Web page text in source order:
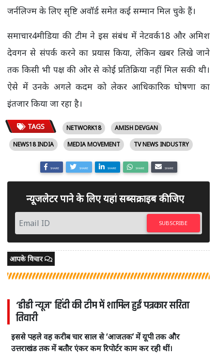
जर्नलिज्म के लिए सृष्टि अवॉर्ड समेत कई सम्मान मिल चुके हैं।
समाचार4मीडिया की टीम ने इस संबंध में नेटवर्क18 और अमिश
देवगन से संपर्क करने का प्रयास किया, लेकिन खबर लिखे जाने
तक किसी भी पक्ष की ओर से कोई प्रतिक्रिया नहीं मिल सकी थी।
ऐसे में उनके अगले कदम को लेकर आधिकारिक घोषणा का
इंतजार किया जा रहा है।
TAGS NETWORK18
AMISH DEVGAN
NEWS18 INDIA
MEDIA MOVEMENT TV NEWS INDUSTRY
SHARE SHARE SHARE SHARE SHARE
न्यूजलेटर पाने के लिए यहां सब्सक्राइब कीजिए
SUBSCRIBE
आपके विचार
‘डीडी न्यूज’ हिंदी की टीम में शामिल हुईं पत्रकार सरिता
तिवारी
इससे पहले वह करीब चार साल से ‘आजतक’ में यूपी तक और
उत्तराखंड तक में बतौर एंकर कम रिपोर्टर काम कर रही थीं।